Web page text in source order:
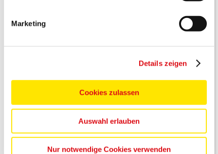
Marketing
Details zeigen
Cookies zulassen
Auswahl erlauben
Nur notwendige Cookies verwenden